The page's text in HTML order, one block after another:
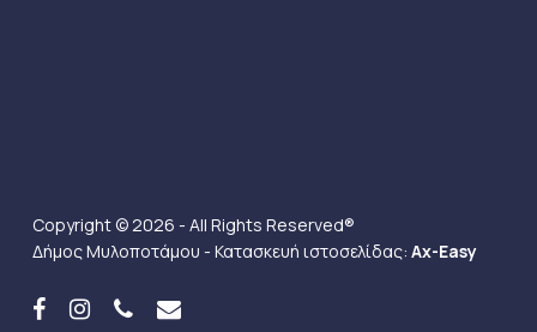
Copyright © 2026 - All Rights Reserved®
Δήμος Μυλοποτάμου - Κατασκευή ιστοσελίδας: Ax-Easy
facebookinstagramphoneemail